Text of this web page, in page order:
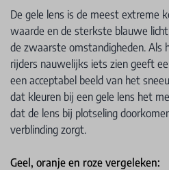
De gele lens is de meest extreme
waarde en de sterkste blauwe
de zwaarste omstandigheden. Als
rijders nauwelijks iets zien geeft
een acceptabel beeld van het
dat kleuren bij een gele lens het
dat de lens bij plotseling
verblinding zorgt.
Geel, oranje en roze vergeleken: